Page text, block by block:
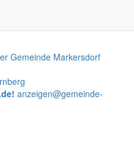
anzeigen@gemeinde-